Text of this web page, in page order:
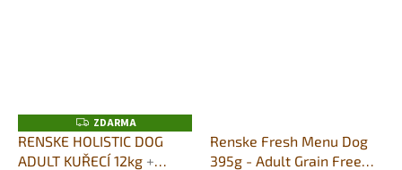
Z
D
A
R
ZDARMA
RENSKE HOLISTIC DOG
ADULT KUŘECÍ 12kg +
Renske Fresh Menu Dog
395g - Adult Grain Free